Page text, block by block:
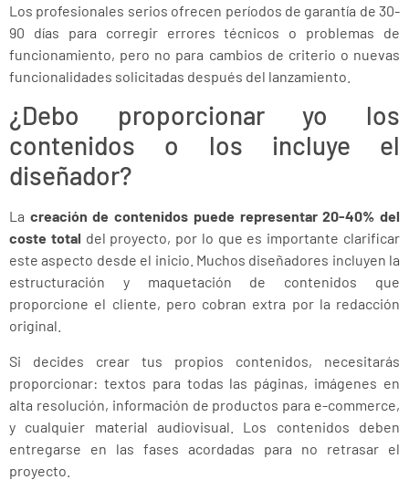
Los profesionales serios ofrecen períodos de garantía de 30-
90 días para corregir errores técnicos o problemas de
funcionamiento, pero no para cambios de criterio o nuevas
funcionalidades solicitadas después del lanzamiento.
¿Debo proporcionar yo los
contenidos o los incluye el
diseñador?
La creación de contenidos puede representar 20-40% del
coste total del proyecto, por lo que es importante clarificar
este aspecto desde el inicio. Muchos diseñadores incluyen la
estructuración y maquetación de contenidos que
proporcione el cliente, pero cobran extra por la redacción
original.
Si decides crear tus propios contenidos, necesitarás
proporcionar: textos para todas las páginas, imágenes en
alta resolución, información de productos para e-commerce,
y cualquier material audiovisual. Los contenidos deben
entregarse en las fases acordadas para no retrasar el
proyecto.